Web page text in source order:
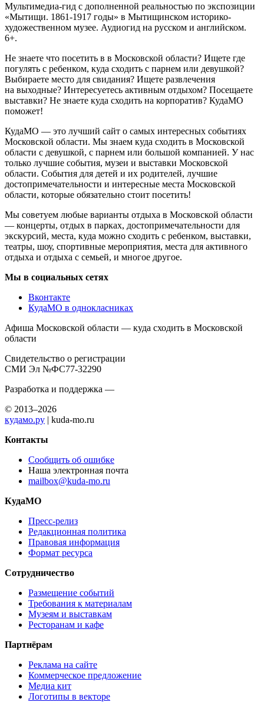
Мультимедиа-гид с дополненной реальностью по экспозиции
«Мытищи. 1861-1917 годы» в Мытищинском историко-
художественном музее. Аудиогид на русском и английском.
6+.
Не знаете что посетить в в Московской области? Ищете где
погулять с ребенком, куда сходить с парнем или девушкой?
Выбираете место для свидания? Ищете развлечения
на выходные? Интересуетесь активным отдыхом? Посещаете
выставки? Не знаете куда сходить на корпоратив? КудаМО
поможет!
КудаМО — это лучший сайт о самых интересных событиях
Московской области. Мы знаем куда сходить в Московской
области с девушкой, с парнем или большой компанией. У нас
только лучшие события, музеи и выставки Московской
области. События для детей и их родителей, лучшие
достопримечательности и интересные места Московской
области, которые обязательно стоит посетить!
Мы советуем любые варианты отдыха в Московской области
— концерты, отдых в парках, достопримечательности для
экскурсий, места, куда можно сходить с ребенком, выставки,
театры, шоу, спортивные мероприятия, места для активного
отдыха и отдыха с семьей, и многое другое.
Мы в социальных сетях
Вконтакте
КудаМО в однокласниках
Афиша Московской области — куда сходить в Московской
области
Свидетельство о регистрации
СМИ Эл №ФС77-32290
Разработка и поддержка —
© 2013–2026
кудамо.ру | kuda-mo.ru
Контакты
Сообщить об ошибке
Наша электронная почта
mailbox@kuda-mo.ru
КудаМО
Пресс-релиз
Редакционная политика
Правовая информация
Формат ресурса
Сотрудничество
Размещение событий
Требования к материалам
Музеям и выставкам
Ресторанам и кафе
Партнёрам
Реклама на сайте
Коммерческое предложение
Медиа кит
Логотипы в векторе